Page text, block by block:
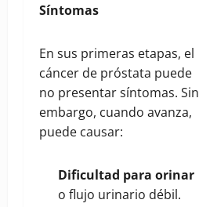
Síntomas
En sus primeras etapas, el
cáncer de próstata puede
no presentar síntomas. Sin
embargo, cuando avanza,
puede causar:
Dificultad para orinar
o flujo urinario débil.